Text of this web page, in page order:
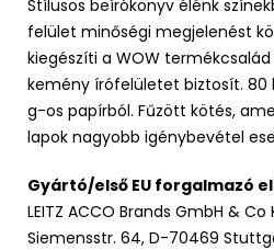
Stílusos beírókönyv élénk
felület minőségi megjelenést
kiegészíti a WOW
kemény írófelületet biztosít. 80
g-os papírból. Fűzött kötés,
lapok nagyobb igénybevétel
Gyártó/első EU forgalmazó
LEITZ ACCO Brands GmbH & Co
Siemensstr. 64, D-70469